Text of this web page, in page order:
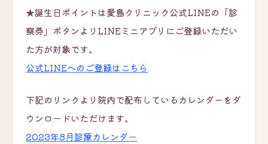
★誕生日ポイントは愛島クリニック公式LINEの「診
察券」ボタンよりLINEミニアプリにご登録いただい
た方が対象です。
公式LINEへのご登録はこちら
下記のリンクより院内で配布しているカレンダーをダ
ウンロードいただけます。
2023年8月診療カレンダー